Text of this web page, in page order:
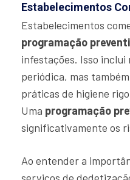
Estabelecimentos
Estabelecimentos
programação
infestações. Isso inclui
periódica, mas
práticas de higiene
Uma programação
significativamente os
Ao entender a